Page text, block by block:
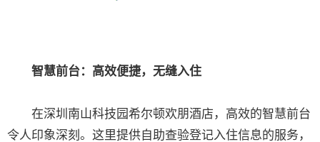
智慧前台：高效便捷，无缝入住
在深圳南山科技园希尔顿欢朋酒店，高效的智慧前台
令人印象深刻。这里提供自助查验登记入住信息的服务，